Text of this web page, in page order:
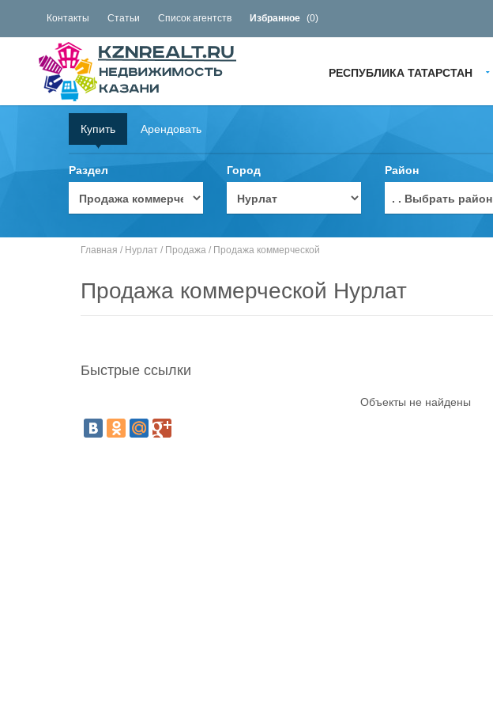
Контакты Статьи Список агентств Избранное (0)
РЕСПУБЛИКА ТАТАРСТАН
Купить Арендовать
Раздел Город Район
. . Выбрать район
Главная / Нурлат / Продажа / Продажа коммерческой
Продажа коммерческой Нурлат
Быстрые ссылки
Объекты не найдены